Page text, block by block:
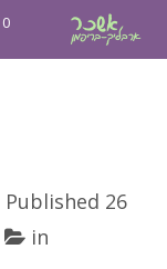
0
Published 26 בדצמבר 2017
in